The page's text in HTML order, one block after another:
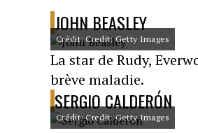
JOHN BEASLEY
Crédit: Credit: Getty Images
La star de Rudy,
brève maladie.
SERGIO CALDERÓN
Crédit: Credit: Getty Images